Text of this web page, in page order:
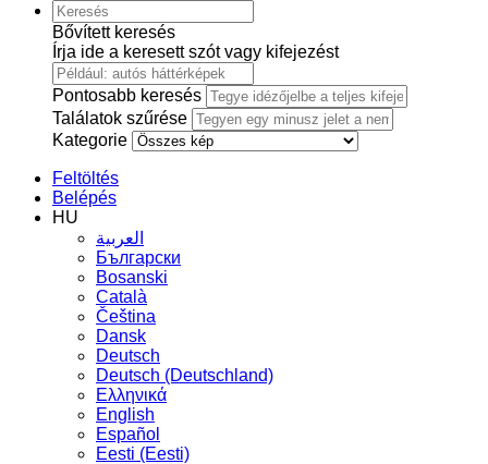
Bővített keresés
Írja ide a keresett szót vagy kifejezést
Pontosabb keresés
Találatok szűrése
Kategorie
Feltöltés
Belépés
HU
العربية
Български
Bosanski
Сatalà
Čeština
Dansk
Deutsch
Deutsch (Deutschland)
Ελληνικά
English
Español
Eesti (Eesti)